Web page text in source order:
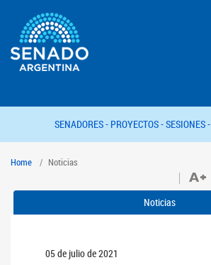
SENADORES - PROYECTOS -SESIONES -
Home Noticias
Noticias
05 de julio de 2021